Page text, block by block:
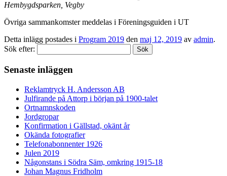
Hembygdsparken, Vegby
Övriga sammankomster meddelas i Föreningsguiden i UT
Detta inlägg postades i Program 2019 den maj 12, 2019 av admin.
Sök efter:
Senaste inläggen
Reklamtryck H. Andersson AB
Julfirande på Attorp i början på 1900-talet
Ortnamnskoden
Jordgropar
Konfirmation i Gällstad, okänt år
Okända fotografier
Telefonabonnenter 1926
Julen 2019
Någonstans i Södra Säm, omkring 1915-18
Johan Magnus Fridholm